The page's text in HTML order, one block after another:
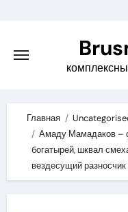
content
Главная
Амаду Мамадаков –
богатырей, шквал
вездесущий разносчик